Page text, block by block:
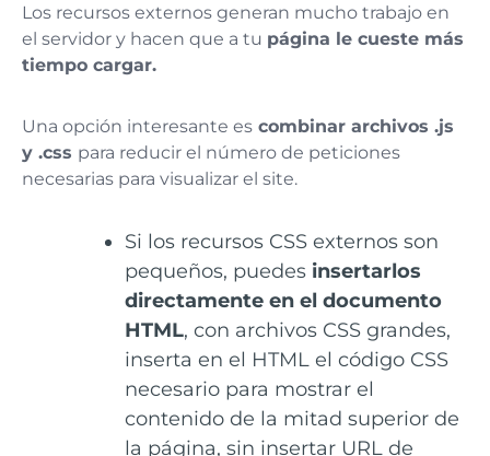
Los recursos externos generan mucho trabajo en
el servidor y hacen que a tu página le cueste más
tiempo cargar.
Una opción interesante es combinar archivos .js
y .css para reducir el número de peticiones
necesarias para visualizar el site.
Si los recursos CSS externos son
pequeños, puedes insertarlos
directamente en el documento
HTML, con archivos CSS grandes,
inserta en el HTML el código CSS
necesario para mostrar el
contenido de la mitad superior de
la página, sin insertar URL de